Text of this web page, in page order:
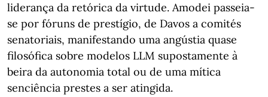
liderança da retórica da virtude. Amodei passeia-
se por fóruns de prestígio, de Davos a comités
senatoriais, manifestando uma angústia quase
filosófica sobre modelos LLM supostamente à
beira da autonomia total ou de uma mítica
senciência prestes a ser atingida.